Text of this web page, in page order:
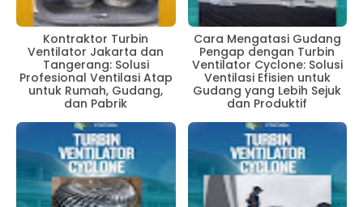
Kontraktor Turbin
Ventilator Jakarta dan
Tangerang: Solusi
Profesional Ventilasi Atap
untuk Rumah, Gudang,
dan Pabrik
Cara Mengatasi Gudang
Pengap dengan Turbin
Ventilator Cyclone: Solusi
Ventilasi Efisien untuk
Gudang yang Lebih Sejuk
dan Produktif